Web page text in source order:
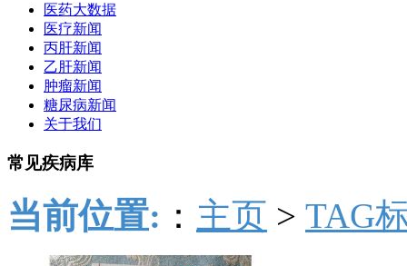
医药大数据
医疗新闻
丙肝新闻
乙肝新闻
肿瘤新闻
糖尿病新闻
关于我们
常见疾病库
当前位置: ： 主页 > TAG